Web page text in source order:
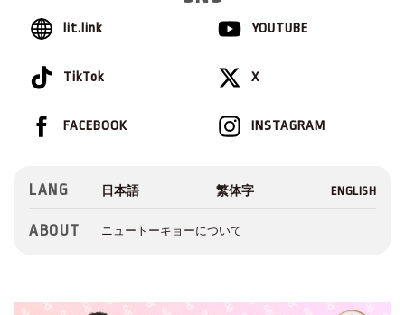
lit.link YOUTUBE
TikTok X
INSTAGRAM
FACEBOOK
LANG
ABOUT ニュートーキョーについて